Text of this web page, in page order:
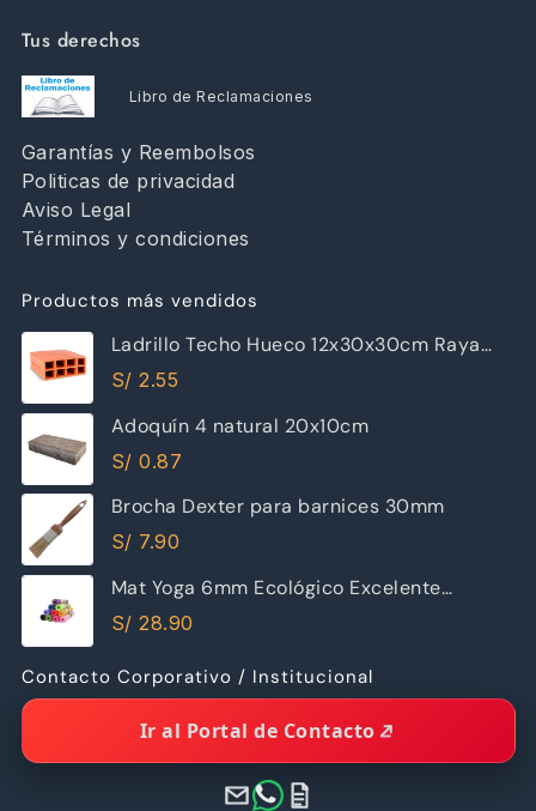
Tus derechos
Libro de Reclamaciones
Garantías y Reembolsos
Politicas de privacidad
Aviso Legal
Términos y condiciones
Productos más vendidos
Ladrillo Techo Hueco 12x30x30cm Raya
Piramide
S/ 2.55
Adoquín 4 natural 20x10cm
S/ 0.87
Brocha Dexter para barnices 30mm
S/ 7.90
Mat Yoga 6mm Ecológico Excelente
Calidad
S/ 28.90
Contacto Corporativo / Institucional
Ir al Portal de Contacto